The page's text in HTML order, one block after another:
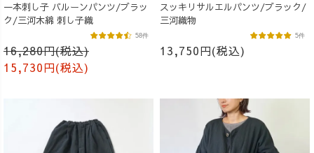
一本刺し子 バルーンパンツ/ブラッ
ク/三河木綿 刺し子織
16,280円(税込)
15,730円(税込)
58件
スッキリサルエルパンツ/ブラック/
三河織物
13,750円(税込)
5件